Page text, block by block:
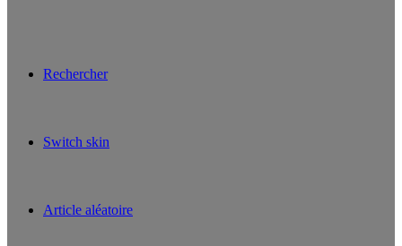
Rechercher
Switch skin
Article aléatoire